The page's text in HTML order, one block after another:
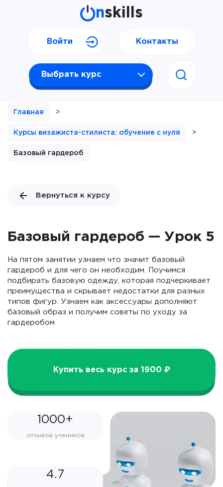
nskills
Выбрать курс
Войти Контакты
Главная >
Курсы визажиста-стилиста: обучение с нуля >
Базовый гардероб
Вернуться к курсу
Базовый гардероб — Урок 5
На пятом занятии узнаем что значит базовый
гардероб и для чего он необходим. Поучимся
подбирать базовую одежду, которая подчеркивает
преимущества и скрывает недостатки для разных
типов фигур. Узнаем как аксессуары дополняют
базовый образ и получим советы по уходу за
гардеробом
Купить весь курс за 1900 ₽
1000+
отзывов учеников
4.7